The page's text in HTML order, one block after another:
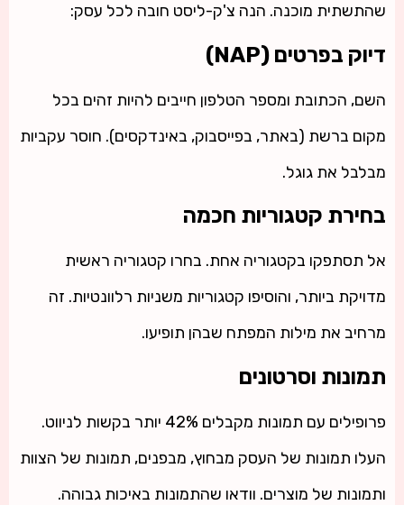
שהתשתית מוכנה. הנה צ'ק-ליסט חובה לכל עסק:
דיוק בפרטים (NAP)
השם, הכתובת ומספר הטלפון חייבים להיות זהים בכל
מקום ברשת (באתר, בפייסבוק, באינדקסים). חוסר עקביות
מבלבל את גוגל.
בחירת קטגוריות חכמה
אל תסתפקו בקטגוריה אחת. בחרו קטגוריה ראשית
מדויקת ביותר, והוסיפו קטגוריות משניות רלוונטיות. זה
מרחיב את מילות המפתח שבהן תופיעו.
תמונות וסרטונים
פרופילים עם תמונות מקבלים 42% יותר בקשות לניווט.
העלו תמונות של העסק מבחוץ, מבפנים, תמונות של הצוות
ותמונות של מוצרים. וודאו שהתמונות באיכות גבוהה.